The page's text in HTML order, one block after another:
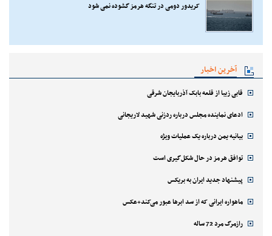
کریدور دومی در تنگه هرمز گشوده نمی شود
آخرین اخبار
قابی زیبا از قلعه بابک آذربایجان شرقی
ادعای نماینده مجلس درباره ردزنی شهید لاریجانی
بیانیه یمن درباره یک عملیات ویژه
توافق هرمز در حال شکل‌گیری است
پیشنهاد جدید ایران به بریکس
ماهواره ایرانی که از سد ابرها عبور می‌کند+عکس
رازمرگ مرد 72 ساله